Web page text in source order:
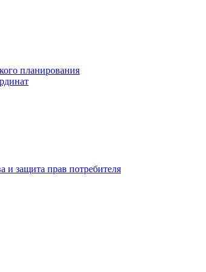
планирования
и защита прав потребителя